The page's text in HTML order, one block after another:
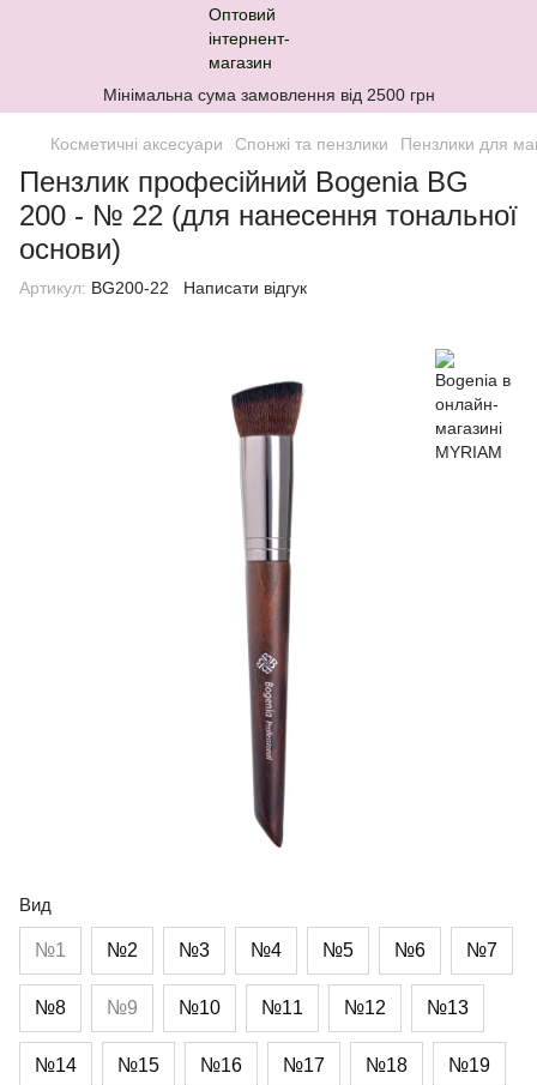
Мінімальна сума замовлення від 2500 грн
Косметичні аксесуари Спонжі та пензлики Пензлики для
Пензлик професійний Bogenia BG
200 - № 22 (для нанесення тональної
основи)
Артикул: BG200-22 Написати відгук
Вид
№1 №2 №3 №4 №5 №6 №7
№8 №9 №10 №11 №12 №13
№14 №15 №16 №17 №18 №19